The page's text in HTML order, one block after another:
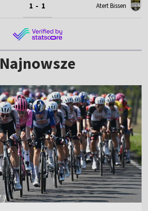
1 - 1 Atert Bissen
Najnowsze